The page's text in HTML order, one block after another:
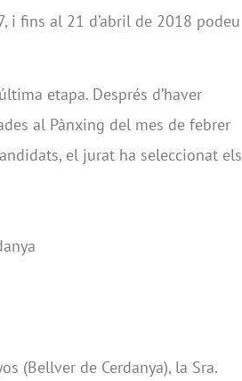
i fins al 21 d’abril de 2018 podeu
etapa. Després d’haver
al Pànxing del mes de febrer
el jurat ha seleccionat els
(Bellver de Cerdanya), la Sra.